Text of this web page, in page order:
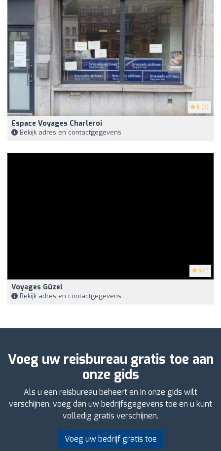
5 (5)
Espace Voyages Charleroi
Bekijk adres en contactgegevens
5 (1)
Voyages Güzel
Bekijk adres en contactgegevens
Voeg uw reisbureau gratis toe aan
onze gids
Als u een reisbureau beheert en in onze gids wilt
verschijnen, voeg dan uw bedrijfsgegevens toe en u kunt
volledig gratis verschijnen.
Voeg uw bedrijf gratis toe